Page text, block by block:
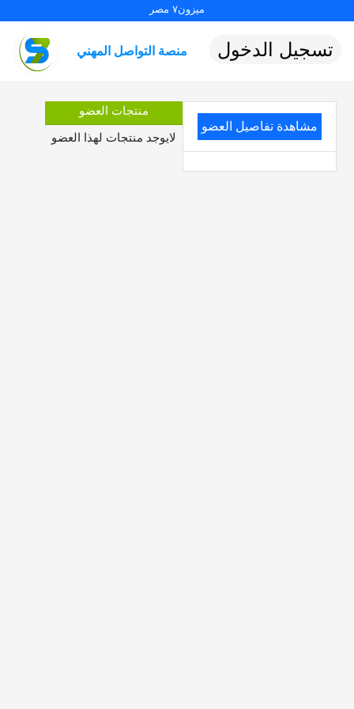
ميزون٧ مصر
منصة التواصل المهني تسجيل الدخول
مشاهدة تفاصيل العضو
منتجات العضو
لايوجد منتجات لهذا العضو